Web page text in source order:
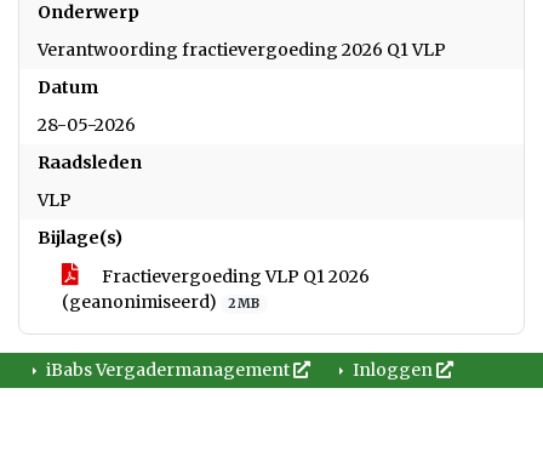
Onderwerp
Verantwoording fractievergoeding 2026 Q1 VLP
Datum
28-05-2026
Raadsleden
VLP
Bijlage(s)
Fractievergoeding VLP Q1 2026
(geanonimiseerd)
2 MB
iBabs Vergadermanagement Inloggen